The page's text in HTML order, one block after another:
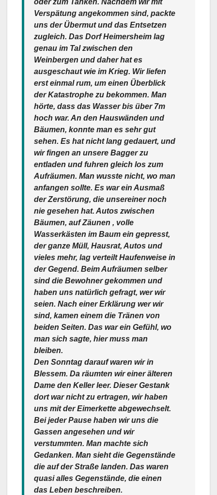
Verspätung angekommen sind, packte
uns der Übermut und das Entsetzen
zugleich. Das Dorf Heimersheim lag
genau im Tal zwischen den
Weinbergen und daher hat es
ausgeschaut wie im Krieg. Wir liefen
erst einmal rum, um einen Überblick
der Katastrophe zu bekommen. Man
hörte, dass das Wasser bis über 7m
hoch war. An den Hauswänden und
Bäumen, konnte man es sehr gut
sehen. Es hat nicht lang gedauert, und
wir fingen an unsere Bagger zu
entladen und fuhren gleich los zum
Aufräumen. Man wusste nicht, wo man
anfangen sollte. Es war ein Ausmaß
der Zerstörung, die unsereiner noch
nie gesehen hat. Autos zwischen
Bäumen, auf Zäunen , volle
Wasserkästen im Baum ein gepresst,
der ganze Müll, Hausrat, Autos und
vieles mehr, lag verteilt Haufenweise in
der Gegend. Beim Aufräumen selber
sind die Bewohner gekommen und
haben uns natürlich gefragt, wer wir
seien. Nach einer Erklärung wer wir
sind, kamen einem die Tränen von
beiden Seiten. Das war ein Gefühl, wo
man sich sagte, hier muss man
bleiben.
Den Sonntag darauf waren wir in
Blessem. Da räumten wir einer älteren
Dame den Keller leer. Dieser Gestank
dort war nicht zu ertragen, wir haben
uns mit der Eimerkette abgewechselt.
Bei jeder Pause haben wir uns die
Gassen angesehen und wir
verstummten. Man machte sich
Gedanken. Man sieht die Gegenstände
die auf der Straße landen. Das waren
quasi alles Gegenstände, die einen
das Leben beschreiben.